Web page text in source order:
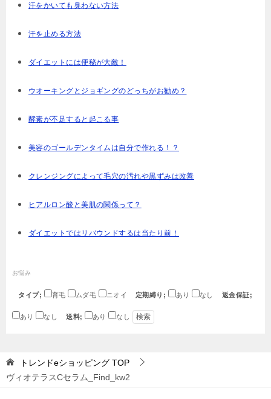
汗をかいても臭わない方法
汗を止める方法
ダイエットには便秘が大敵！
ウオーキングとジョギングのどっちがお勧め？
酵素が不足すると起こる事
美容のゴールデンタイムは自分で作れる！？
クレンジングによって毛穴の汚れや黒ずみは改善
ヒアルロン酸と美肌の関係って？
ダイエットではリバウンドするは当たり前！
お悩み
タイプ; 育毛 ムダ毛 ニオイ 定期縛り; あり なし 返金保証;
あり なし 送料; あり なし
トレンドeショッピング TOP
ヴィオテラスCセラム_Find_kw2